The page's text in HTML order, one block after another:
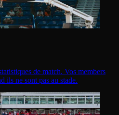
de match. Vos members
ils ne sont pas au stade.